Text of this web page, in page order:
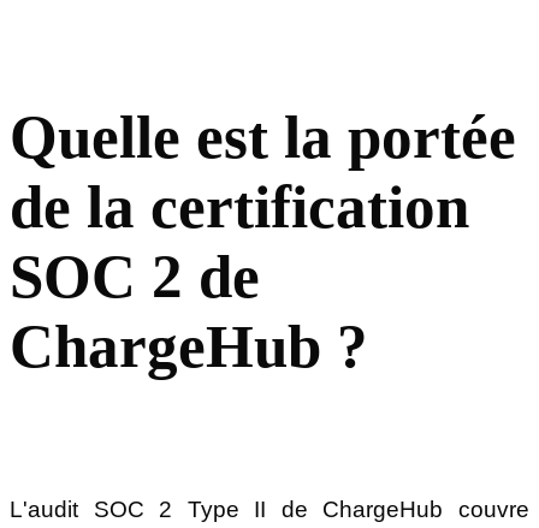
Quelle est la portée
de la certification
SOC 2 de
ChargeHub ?
L'audit SOC 2 Type II de ChargeHub couvre